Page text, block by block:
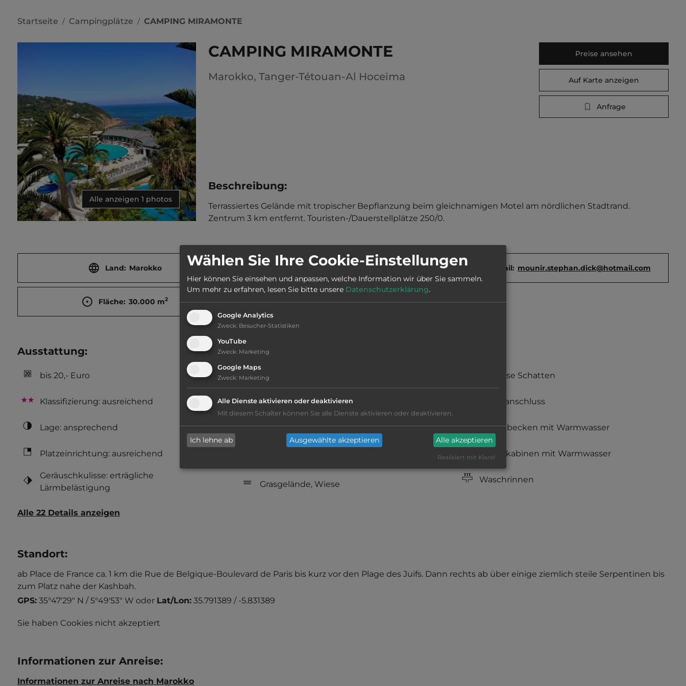
Startseite / Campingplätze / CAMPING MIRAMONTE
Alle anzeigen 1 photos
CAMPING MIRAMONTE
Marokko, Tanger-Tétouan-Al Hoceïma
Preise ansehen
Auf Karte anzeigen
Anfrage
Beschreibung:
Terrassiertes Gelände mit tropischer Bepflanzung beim gleichnamigen Motel am nördlichen Stadtrand.
Zentrum 3 km entfernt. Touristen-/Dauerstellplätze 250/0.
Land: Marokko Stadt: 90000 Tanger E-Mail: mounir.stephan.dick@hotmail.com
Fläche: 30.000 m2 Öffnungszeiten: Ganzjährig geöffnet
Ausstattung:
bis 20,- Euro
Klassifizierung: ausreichend
Lage: ansprechend
Platzeinrichtung: ausreichend
Geräuschkulisse: erträgliche
Lärmbelästigung
Hygiene: ausreichend
Service: mittelmäßig, das Wichtigste ist
vorhanden
Reservierung nicht möglich
Grasgelände, Wiese
teilweise Schatten
Stromanschluss
Waschbecken mit Warmwasser
Duschkabinen mit Warmwasser
Waschrinnen
Alle 22 Details anzeigen
Standort:
ab Place de France ca. 1 km die Rue de Belgique-Boulevard de Paris bis kurz vor den Plage des Juifs. Dann rechts ab über einige ziemlich steile Serpentinen bis
zum Platz nahe der Kashbah.
GPS: 35°47'29" N / 5°49'53" W oder Lat/Lon: 35.791389 / -5.831389
Sie haben Cookies nicht akzeptiert
Informationen zur Anreise:
Informationen zur Anreise nach Marokko
Wählen Sie Ihre Cookie-Einstellungen
Hier können Sie einsehen und anpassen, welche Information wir über Sie sammeln.
Um mehr zu erfahren, lesen Sie bitte unsere Datenschutzerklärung.
Google Analytics
Zweck: Besucher-Statistiken
YouTube
Zweck: Marketing
Google Maps
Zweck: Marketing
Alle Dienste aktivieren oder deaktivieren
Mit diesem Schalter können Sie alle Dienste aktivieren oder deaktivieren.
Ich lehne ab Ausgewählte akzeptieren Alle akzeptieren
Realisiert mit Klaro!